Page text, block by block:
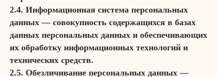
2.4. Информационная система персональных
данных — совокупность содержащихся в базах
данных персональных данных и обеспечивающих
их обработку информационных технологий и
технических средств.
2.5. Обезличивание персональных данных —